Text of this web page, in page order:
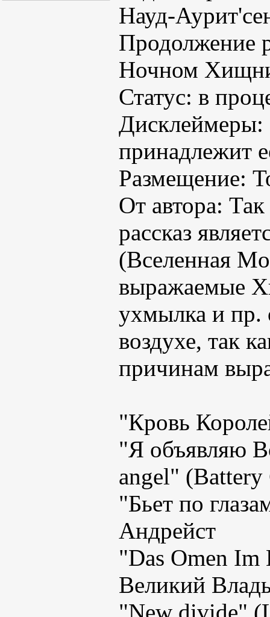
Науд-
Продолжение
Ночном
Статус: в
Дисклеймеры:
принадлежит
Размещение:
От автора:
рассказ
(Вселенная
выражаемые
ухмылка и пр.
воздухе, так
причинам
"Кровь
"Я объявляю
angel" (Battery
"Бьет по
Андрейст
"Das Omen Im
Великий